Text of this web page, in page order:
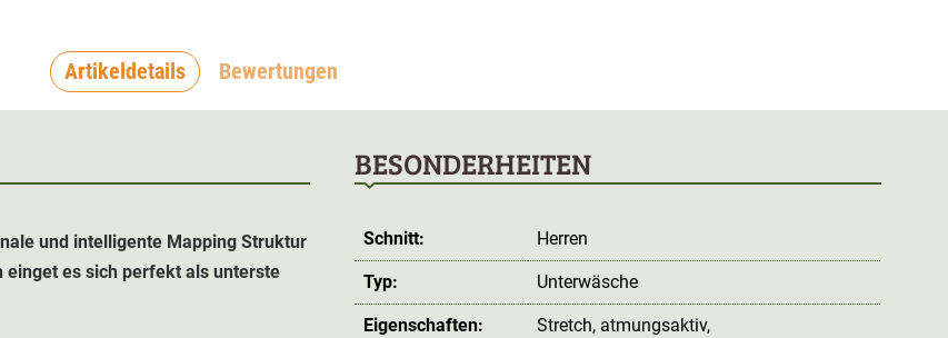
Artikeldetails Bewertungen
und intelligente Mapping Struktur
es sich perfekt als unterste
BESONDERHEITEN
Schnitt: Herren
Typ: Unterwäsche
Eigenschaften: Stretch, atmungsaktiv,